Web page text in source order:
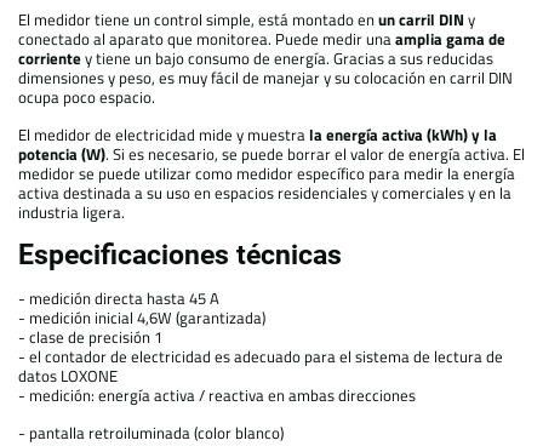
El medidor tiene un control simple, está montado enun carril DIN y
conectado al aparato que monitorea. Puede medir unaamplia gama de
corrientey tiene un bajo consumo de energía. Gracias a sus reducidas
dimensiones y peso, es muy fácil de manejar y su colocación en carril DIN
ocupa poco espacio.
El medidor de electricidad mide y muestrala energía activa (kWh) y la
potencia (W). Si es necesario, se puede borrar el valor de energía activa. El
medidor se puede utilizar como medidor específico para medir la energía
activa destinada a su uso en espacios residenciales y comerciales y en la
industria ligera.
Especificaciones técnicas
- medición directa hasta 45 A
- medición inicial 4,6W (garantizada)
- clase de precisión 1
- el contador de electricidad es adecuado para el sistema de lectura de
datos LOXONE
- medición: energía activa / reactiva en ambas direcciones
- pantalla retroiluminada (color blanco)